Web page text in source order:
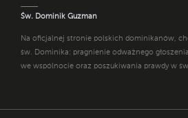
Św. Dominik Guzman
Na oficjalnej stronie polskich dominikanów,
św. Dominika: pragnienie odważnego
we wspólnocie oraz poszukiwania prawdy w